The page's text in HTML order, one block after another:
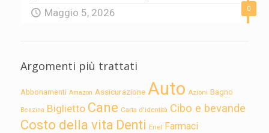
0
Maggio 5, 2026
Argomenti più trattati
Abbonamenti Amazon Assicurazione Auto Azioni Bagno
Benzina Biglietto Cane Carta d'identità Cibo e bevande
Costo della vita Denti Enel Farmaci